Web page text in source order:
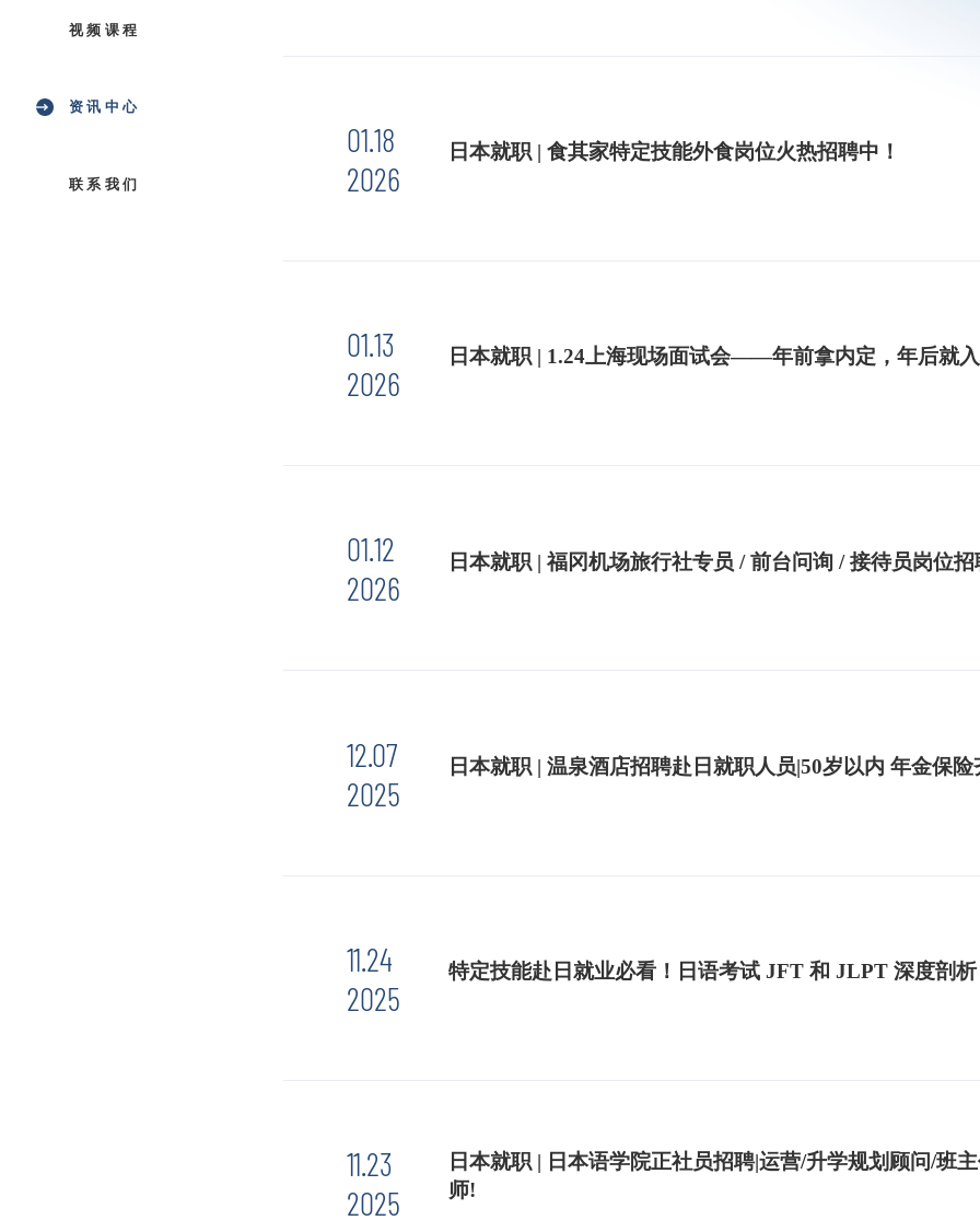
视频课程
资讯中心
联系我们
01.18
2026
日本就职 | 食其家特定技能外食岗位火热招聘中！
01.13
2026
日本就职 | 1.24上海现场面试会——年前拿内定，年后就入
01.12
2026
日本就职 | 福冈机场旅行社专员 / 前台问询 / 接待员岗位招
12.07
2025
日本就职 | 温泉酒店招聘赴日就职人员|50岁以内 年金保险
11.24
2025
特定技能赴日就业必看！日语考试 JFT 和 JLPT 深度剖析
11.23
2025
日本就职 | 日本语学院正社员招聘|运营/升学规划顾问/班
师!